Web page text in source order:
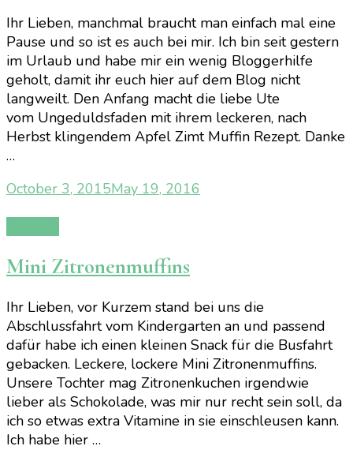
Ihr Lieben, manchmal braucht man einfach mal eine
Pause und so ist es auch bei mir. Ich bin seit gestern
im Urlaub und habe mir ein wenig Bloggerhilfe
geholt, damit ihr euch hier auf dem Blog nicht
langweilt. Den Anfang macht die liebe Ute
vom Ungeduldsfaden mit ihrem leckeren, nach
Herbst klingendem Apfel Zimt Muffin Rezept. Danke
…
October 3, 2015May 19, 2016
Mini Zitronenmuffins
Ihr Lieben, vor Kurzem stand bei uns die
Abschlussfahrt vom Kindergarten an und passend
dafür habe ich einen kleinen Snack für die Busfahrt
gebacken. Leckere, lockere Mini Zitronenmuffins.
Unsere Tochter mag Zitronenkuchen irgendwie
lieber als Schokolade, was mir nur recht sein soll, da
ich so etwas extra Vitamine in sie einschleusen kann.
Ich habe hier …